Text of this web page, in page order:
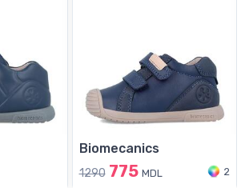
Biomecanics
1290 775 MDL 2